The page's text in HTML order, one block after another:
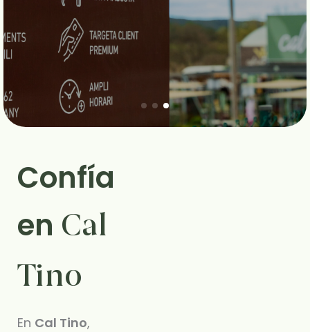
Confía
en Cal
Tino
En Cal Tino,